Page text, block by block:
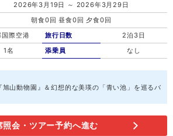
2026年3月19日 ～ 2026年3月29日
朝食0回 昼食0回 夕食0回
国際空港
1名
旅行日数
2泊3日
添乗員
なし
山動物園』＆幻想的な美瑛の「青い池」を巡るバ
照会・ツアー予約へ進む